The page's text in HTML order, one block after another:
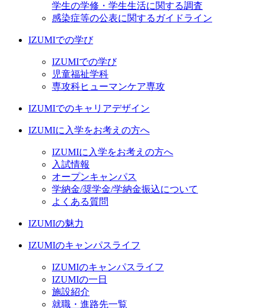
学生の学修・学生生活に関する調査
感染症等の公表に関するガイドライン
IZUMIでの学び
IZUMIでの学び
児童福祉学科
専攻科ヒューマンケア専攻
IZUMIでのキャリアデザイン
IZUMIに入学をお考えの方へ
IZUMIに入学をお考えの方へ
入試情報
オープンキャンパス
学納金/奨学金/学納金振込について
よくある質問
IZUMIの魅力
IZUMIのキャンパスライフ
IZUMIのキャンパスライフ
IZUMIの一日
施設紹介
就職・進路先一覧